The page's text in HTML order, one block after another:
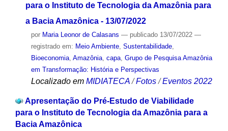
para o Instituto de Tecnologia da Amazônia para
a Bacia Amazônica - 13/07/2022
por Maria Leonor de Calasans — publicado13/07/2022 —
registrado em: Meio Ambiente, Sustentabilidade,
Bioeconomia, Amazônia, capa, Grupo de Pesquisa Amazônia
em Transformação: História e Perspectivas
Localizado em MIDIATECA /Fotos /Eventos 2022
Apresentação do Pré-Estudo de Viabilidade
para o Instituto de Tecnologia da Amazônia para a
Bacia Amazônica